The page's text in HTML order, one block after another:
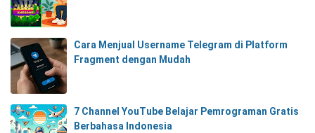
Cara Menjual Username Telegram di Platform
Fragment dengan Mudah
7 Channel YouTube Belajar Pemrograman Gratis
Berbahasa Indonesia